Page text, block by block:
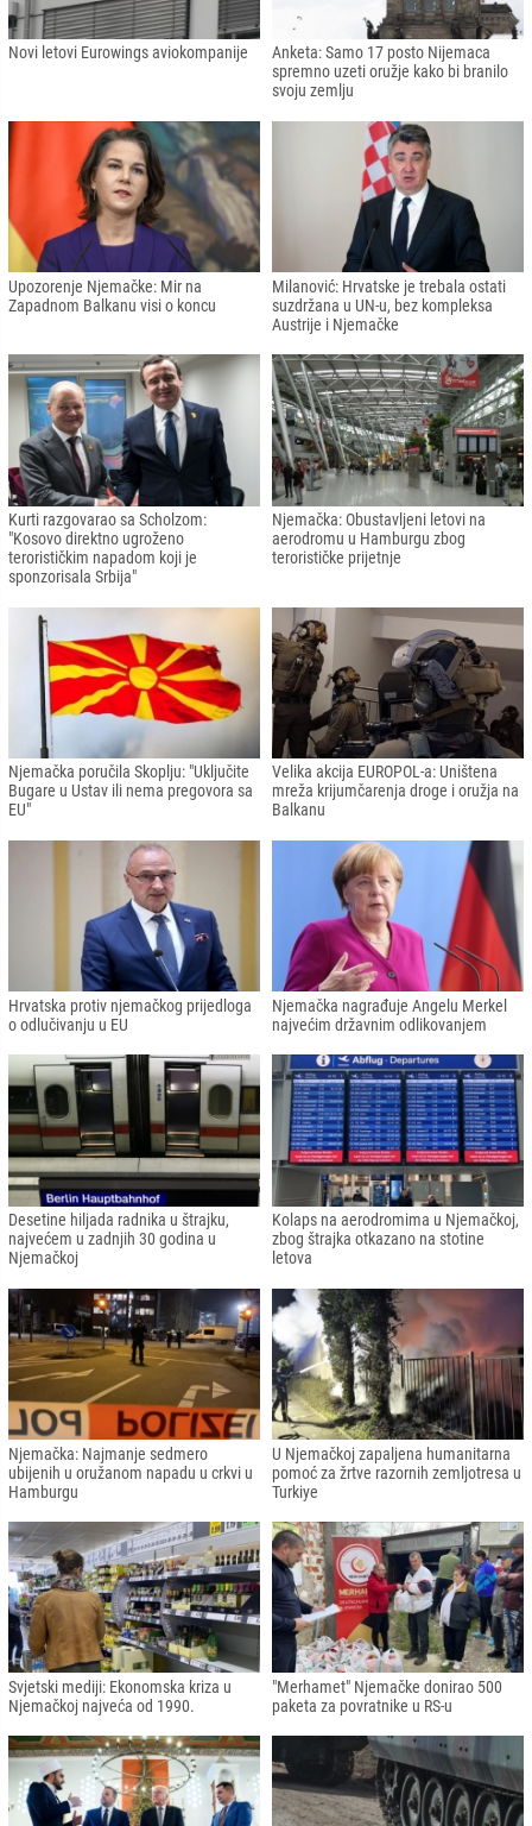
Novi letovi Eurowings aviokompanije
Anketa: Samo 17 posto Nijemaca
spremno uzeti oružje kako bi branilo
svoju zemlju
Upozorenje Njemačke: Mir na
Zapadnom Balkanu visi o koncu
Milanović: Hrvatske je trebala ostati
suzdržana u UN-u, bez kompleksa
Austrije i Njemačke
Kurti razgovarao sa Scholzom:
"Kosovo direktno ugroženo
terorističkim napadom koji je
sponzorisala Srbija"
Njemačka: Obustavljeni letovi na
aerodromu u Hamburgu zbog
terorističke prijetnje
Njemačka poručila Skoplju: "Uključite
Bugare u Ustav ili nema pregovora sa
EU"
Velika akcija EUROPOL-a: Uništena
mreža krijumčarenja droge i oružja na
Balkanu
Hrvatska protiv njemačkog prijedloga
o odlučivanju u EU
Njemačka nagrađuje Angelu Merkel
najvećim državnim odlikovanjem
Desetine hiljada radnika u štrajku,
najvećem u zadnjih 30 godina u
Njemačkoj
Kolaps na aerodromima u Njemačkoj,
zbog štrajka otkazano na stotine
letova
Njemačka: Najmanje sedmero
ubijenih u oružanom napadu u crkvi u
Hamburgu
U Njemačkoj zapaljena humanitarna
pomoć za žrtve razornih zemljotresa u
Turkiye
Svjetski mediji: Ekonomska kriza u
Njemačkoj najveća od 1990.
"Merhamet" Njemačke donirao 500
paketa za povratnike u RS-u